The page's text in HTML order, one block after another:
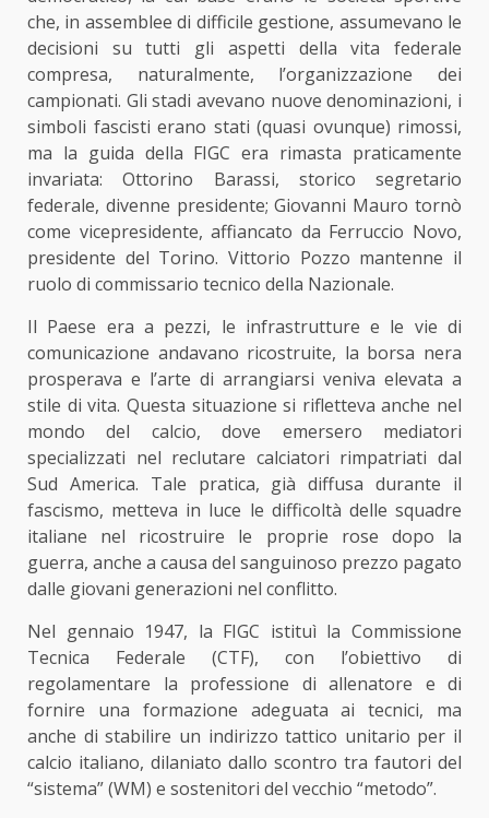
che, in assemblee di difficile gestione, assumevano le
decisioni su tutti gli aspetti della vita federale
compresa, naturalmente, l’organizzazione dei
campionati. Gli stadi avevano nuove denominazioni, i
simboli fascisti erano stati (quasi ovunque) rimossi,
ma la guida della FIGC era rimasta praticamente
invariata: Ottorino Barassi, storico segretario
federale, divenne presidente; Giovanni Mauro tornò
come vicepresidente, affiancato da Ferruccio Novo,
presidente del Torino. Vittorio Pozzo mantenne il
ruolo di commissario tecnico della Nazionale.
Il Paese era a pezzi, le infrastrutture e le vie di
comunicazione andavano ricostruite, la borsa nera
prosperava e l’arte di arrangiarsi veniva elevata a
stile di vita. Questa situazione si rifletteva anche nel
mondo del calcio, dove emersero mediatori
specializzati nel reclutare calciatori rimpatriati dal
Sud America. Tale pratica, già diffusa durante il
fascismo, metteva in luce le difficoltà delle squadre
italiane nel ricostruire le proprie rose dopo la
guerra, anche a causa del sanguinoso prezzo pagato
dalle giovani generazioni nel conflitto.
Nel gennaio 1947, la FIGC istituì la Commissione
Tecnica Federale (CTF), con l’obiettivo di
regolamentare la professione di allenatore e di
fornire una formazione adeguata ai tecnici, ma
anche di stabilire un indirizzo tattico unitario per il
calcio italiano, dilaniato dallo scontro tra fautori del
“sistema” (WM) e sostenitori del vecchio “metodo”.